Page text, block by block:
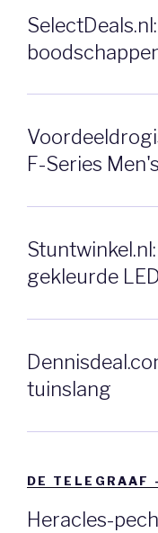
F-Series
gekleurde
tuinslang
DE TELEGRAAF
Heracles-